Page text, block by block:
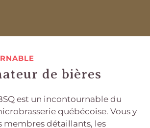
de bières
est un incontournable du
québécoise. Vous y
membres détaillants, les